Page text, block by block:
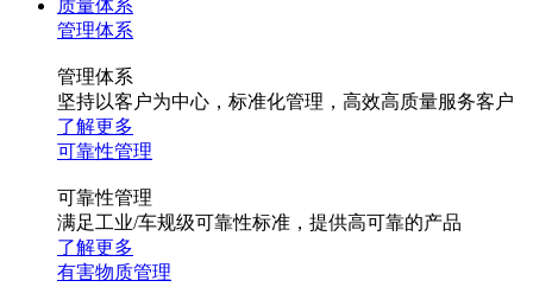
质量体系
管理体系
管理体系
坚持以客户为中心，标准化管理，高效高质量服务客户
了解更多
可靠性管理
可靠性管理
满足工业/车规级可靠性标准，提供高可靠的产品
了解更多
有害物质管理